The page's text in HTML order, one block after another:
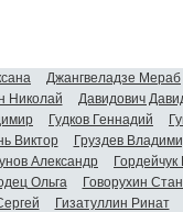
Джангвеладзе Мераб
Николай Давидович
Гудков Геннадий
Виктор Груздев
Александр
Ольга Говорухин
Гизатуллин Ринат